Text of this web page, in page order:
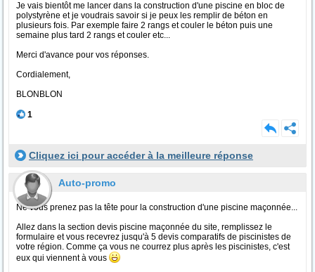
Je vais bientôt me lancer dans la construction d'une piscine en bloc de
polystyrène et je voudrais savoir si je peux les remplir de béton en
plusieurs fois. Par exemple faire 2 rangs et couler le béton puis une
semaine plus tard 2 rangs et couler etc...
Merci d'avance pour vos réponses.
Cordialement,
BLONBLON
1
Cliquez ici pour accéder à la meilleure réponse
Auto-promo
Ne vous prenez pas la tête pour la construction d'une piscine maçonnée...
Allez dans la section devis piscine maçonnée du site, remplissez le
formulaire et vous recevrez jusqu'à 5 devis comparatifs de piscinistes de
votre région. Comme ça vous ne courrez plus après les piscinistes, c'est
eux qui viennent à vous